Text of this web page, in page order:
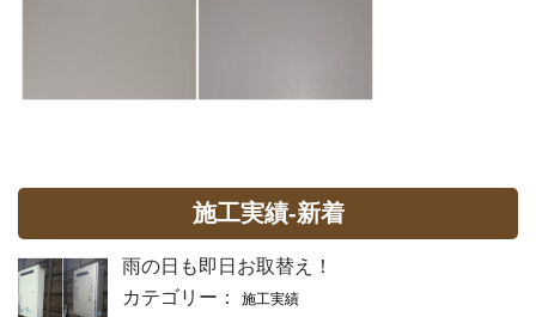
施工実績-新着
雨の日も即日お取替え！
カテゴリー：
施工実績